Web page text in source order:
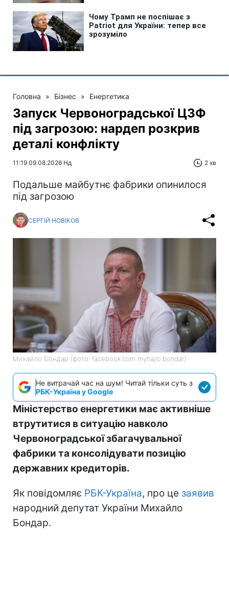
Головна » Бізнес » Енергетика
Запуск Червоноградської ЦЗФ
під загрозою: нардеп розкрив
деталі конфлікту
11:19 09.08.2026 Нд 2 хв
Подальше майбутнє фабрики опинилося
під загрозою
СЕРГІЙ НОВІКОВ
Михайло Бондар (фото: facebook.com myhajlo.bondar)
Не витрачай час на шум! Читай тільки суть з
РБК-Україна у Google
Міністерство енергетики має активніше
втрутитися в ситуацію навколо
Червоноградської збагачувальної
фабрики та консолідувати позицію
державних кредиторів.
Як повідомляє РБК-Україна, про це заявив
народний депутат України Михайло
Бондар.